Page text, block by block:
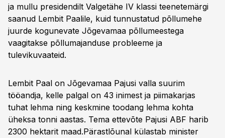
ja mullu presidendilt Valgetähe IV klassi teenetemärgi
saanud Lembit Paalile, kuid tunnustatud põllumehe
juurde kogunevate Jõgevamaa põllumeestega
vaagitakse põllumajanduse probleeme ja
tulevikuvaateid.
Lembit Paal on Jõgevamaa Pajusi valla suurim
tööandja, kelle palgal on 43 inimest ja piimakarjas
tuhat lehma ning keskmine toodang lehma kohta
üheksa tonni aastas. Tema ettevõte Pajusi ABF harib
2300 hektarit maad.Pärastlõunal külastab minister